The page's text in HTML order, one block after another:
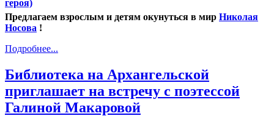
Предлагаем взрослым и детям окунуться в мир Николая
Носова !
Подробнее...
Библиотека на Архангельской
приглашает на встречу с поэтессой
Галиной Макаровой